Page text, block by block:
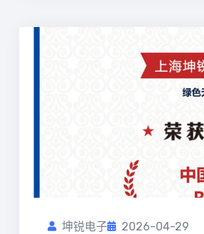
坤锐电子 2026-04-29